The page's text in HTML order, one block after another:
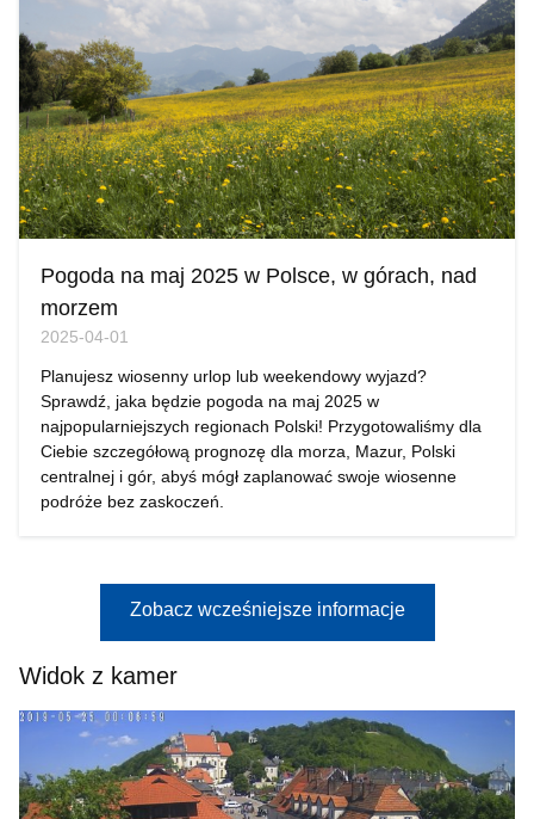
Pogoda na maj 2025 w Polsce, w górach, nad
morzem
2025-04-01
Planujesz wiosenny urlop lub weekendowy wyjazd?
Sprawdź, jaka będzie pogoda na maj 2025 w
najpopularniejszych regionach Polski! Przygotowaliśmy dla
Ciebie szczegółową prognozę dla morza, Mazur, Polski
centralnej i gór, abyś mógł zaplanować swoje wiosenne
podróże bez zaskoczeń.
Zobacz wcześniejsze informacje
Widok z kamer